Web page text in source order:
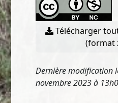
Télécharger
(format
Dernière modification
novembre 2023 à